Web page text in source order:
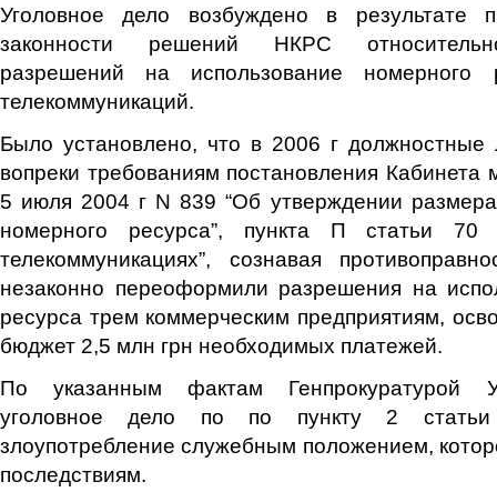
Уголовное дело возбуждено в результате
законности решений НКРС
разрешений на использование номерного
телекоммуникаций.
Было установлено, что в 2006 г
вопреки требованиям постановления Кабинета
5 июля 2004 г N 839 “Об утверждении
номерного ресурса”, пункта П статьи
телекоммуникациях”, сознавая
незаконно переоформили разрешения на
ресурса трем коммерческим предприятиям,
бюджет 2,5 млн грн необходимых платежей.
По указанным фактам Генпрокуратурой
уголовное дело по по пункту 2
злоупотребление служебным положением,
последствиям.